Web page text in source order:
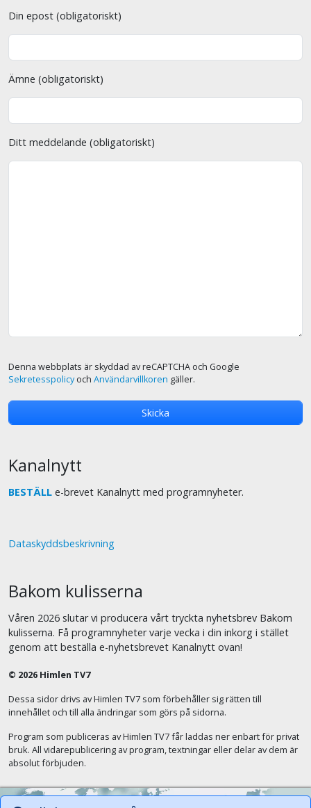
Din epost (obligatoriskt)
Ämne (obligatoriskt)
Ditt meddelande (obligatoriskt)
Denna webbplats är skyddad av reCAPTCHA och Google
Sekretesspolicyoch Användarvillkoren gäller.
Kanalnytt
BESTÄLL e-brevet Kanalnytt med programnyheter.
Dataskyddsbeskrivning
Bakom kulisserna
Våren 2026 slutar vi producera vårt tryckta nyhetsbrev Bakom
kulisserna. Få programnyheter varje vecka i din inkorg i stället
genom att beställa e-nyhetsbrevet Kanalnytt ovan!
© 2026 Himlen TV7
Dessa sidor drivs av Himlen TV7 som förbehåller sig rätten till
innehållet och till alla ändringar som görs på sidorna.
Program som publiceras av Himlen TV7 får laddas ner enbart för privat
bruk. All vidarepublicering av program, textningar eller delar av dem är
absolut förbjuden.